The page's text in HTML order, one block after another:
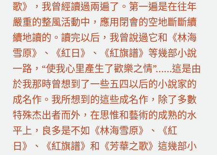
歌》，我曾經讀過兩遍了。第一遍是在往年
嚴重的整風活動中，應用閉會的空地斷斷續
續地讀的。讀完以后，我曾說過它和《林海
雪原》、《紅日》、《紅旗譜》等幾部小說
一路，“使我心里產生了歡樂之情”……這是由
於我那時曾想到了一些五四以后的小說家的
成名作。我所想到的這些成名作，除了多數
特殊杰出者而外，在思惟和藝術的成熟的水
平上，良多是不如《林海雪原》、《紅
日》、《紅旗譜》和《芳華之歌》這幾部小